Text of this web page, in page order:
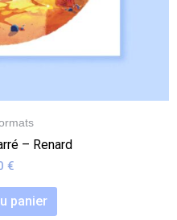
– Renard
€
panier